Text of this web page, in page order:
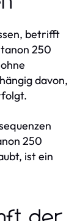
betrifft
250
davon,
250
ist ein